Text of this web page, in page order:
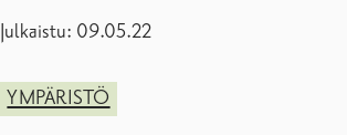
Julkaistu: 09.05.22
YMPÄRISTÖ